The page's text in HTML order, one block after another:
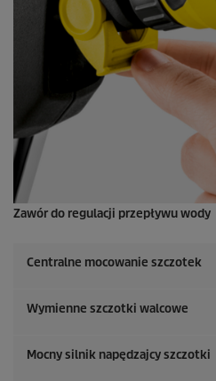
Zawór do regulacji przepływu wody
Centralne mocowanie szczotek
Wymienne szczotki walcowe
Mocny silnik napędzajcy szczotki